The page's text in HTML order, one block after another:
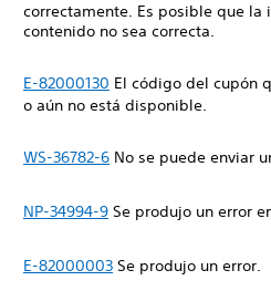
correctamente. Es posible que
contenido no sea correcta.
E-82000130 El código del cupón
o aún no está disponible.
WS-36782-6 No se puede enviar
NP-34994-9 Se produjo un error
E-82000003 Se produjo un error.